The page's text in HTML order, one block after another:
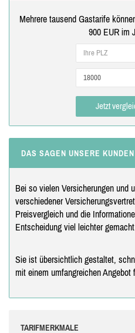
Mehrere tausend Gastarife
900 EUR im
Jetzt
DAS SAGEN UNSERE KUNDEN
Bei so vielen Versicherungen und
verschiedener
Preisvergleich und die
Entscheidung viel leichter
Sie ist übersichtlich gestaltet,
mit einem umfangreichen Angebot
TARIFMERKMALE